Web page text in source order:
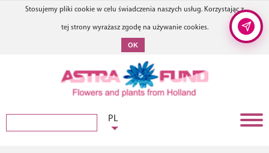
Stosujemy pliki cookie w celu świadczenia naszych usług. Korzystając z
tej strony wyrażasz zgodę na używanie cookies.
OK
PL